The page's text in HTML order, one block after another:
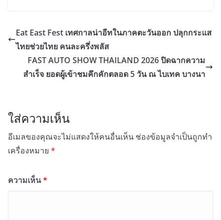
Eat East Fest เทศกาลน่าอีทในภาคตะวันออก ปลุกกระแส
ไทยช่วยไทย คนละครึ่งพลัส
FAST AUTO SHOW THAILAND 2026 ปิดฉากความ
สำเร็จ ยอดผู้เข้าชมคึกคักตลอด 5 วัน ณ ไบเทค บางนา
ใส่ความเห็น
อีเมลของคุณจะไม่แสดงให้คนอื่นเห็น ช่องข้อมูลจำเป็นถูกทำ
เครื่องหมาย *
ความเห็น*